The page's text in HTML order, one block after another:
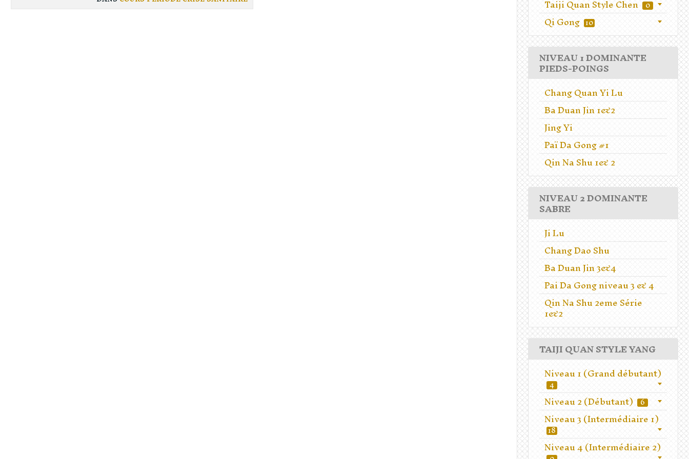
Taiji Quan Style Chen 0
Qi Gong 10
NIVEAU 1 DOMINANTE
PIEDS-POINGS
Chang Quan Yi Lu
Ba Duan Jin 1&2
Jing Yi
Paï Da Gong #1
Qin Na Shu 1& 2
NIVEAU 2 DOMINANTE
SABRE
Ji Lu
Chang Dao Shu
Ba Duan Jin 3&4
Pai Da Gong niveau 3 & 4
Qin Na Shu 2eme Série
1&2
TAIJI QUAN STYLE YANG
Niveau 1 (Grand débutant)
4
Niveau 2 (Débutant) 6
Niveau 3 (Intermédiaire 1)
18
Niveau 4 (Intermédiaire 2)